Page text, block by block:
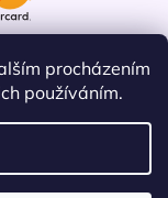
procházením
používáním.